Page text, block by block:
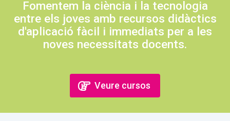
Fomentem la ciència i la tecnologia
entre els joves amb recursos didàctics
d'aplicació fàcil i immediats per a les
noves necessitats docents.
Veure cursos